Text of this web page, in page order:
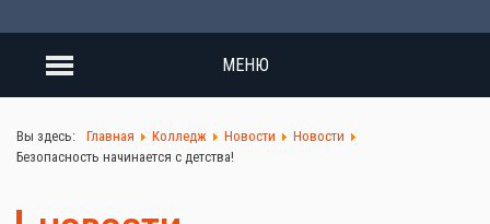
МЕНЮ
Вы здесь: Главная Колледж Новости
Новости
Безопасность начинается с детства!